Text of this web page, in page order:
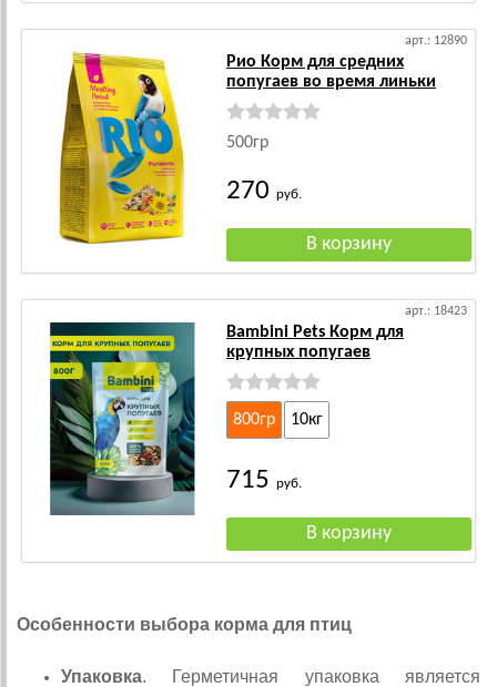
арт.: 12890
Рио Корм для средних
попугаев во время линьки
500гр
270 руб.
арт.: 18423
Bambini Pets Корм для
крупных попугаев
800гр 10кг
715 руб.
Особенности выбора корма для птиц
Упаковка. Герметичная упаковка является